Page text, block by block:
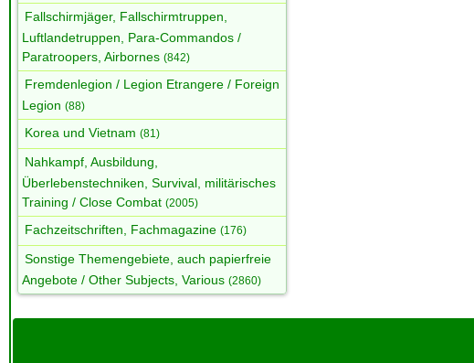
Fallschirmjäger, Fallschirmtruppen,
Luftlandetruppen, Para-Commandos /
Paratroopers, Airbornes (842)
Fremdenlegion / Legion Etrangere / Foreign
Legion (88)
Korea und Vietnam (81)
Nahkampf, Ausbildung,
Überlebenstechniken, Survival, militärisches
Training / Close Combat (2005)
Fachzeitschriften, Fachmagazine (176)
Sonstige Themengebiete, auch papierfreie
Angebote / Other Subjects, Various (2860)